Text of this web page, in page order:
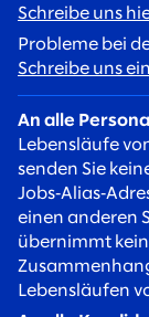
Schreibe uns
Probleme bei
Schreibe uns
An alle
Lebensläufe
senden Sie
einen anderen
übernimmt
Lebensläufen